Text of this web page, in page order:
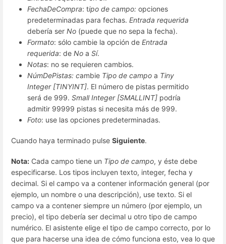
FechaDeCompra: tipo de campo: opciones
predeterminadas para fechas. Entrada requerida
debería ser No (puede que no sepa la fecha).
Formato: sólo cambie la opción de Entrada
requerida: de No a Sí.
Notas: no se requieren cambios.
NúmDePistas: cambie Tipo de campo a Tiny
Integer [TINYINT]. El número de pistas permitido
será de 999. Small Integer [SMALLINT] podría
admitir 99999 pistas si necesita más de 999.
Foto: use las opciones predeterminadas.
Cuando haya terminado pulse Siguiente.
Nota: Cada campo tiene un Tipo de campo, y éste debe
especificarse. Los tipos incluyen texto, integer, fecha y
decimal. Si el campo va a contener información general (por
ejemplo, un nombre o una descripción), use texto. Si el
campo va a contener siempre un número (por ejemplo, un
precio), el tipo debería ser decimal u otro tipo de campo
numérico. El asistente elige el tipo de campo correcto, por lo
que para hacerse una idea de cómo funciona esto, vea lo que